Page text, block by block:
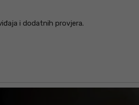
i dodatnih provjera.